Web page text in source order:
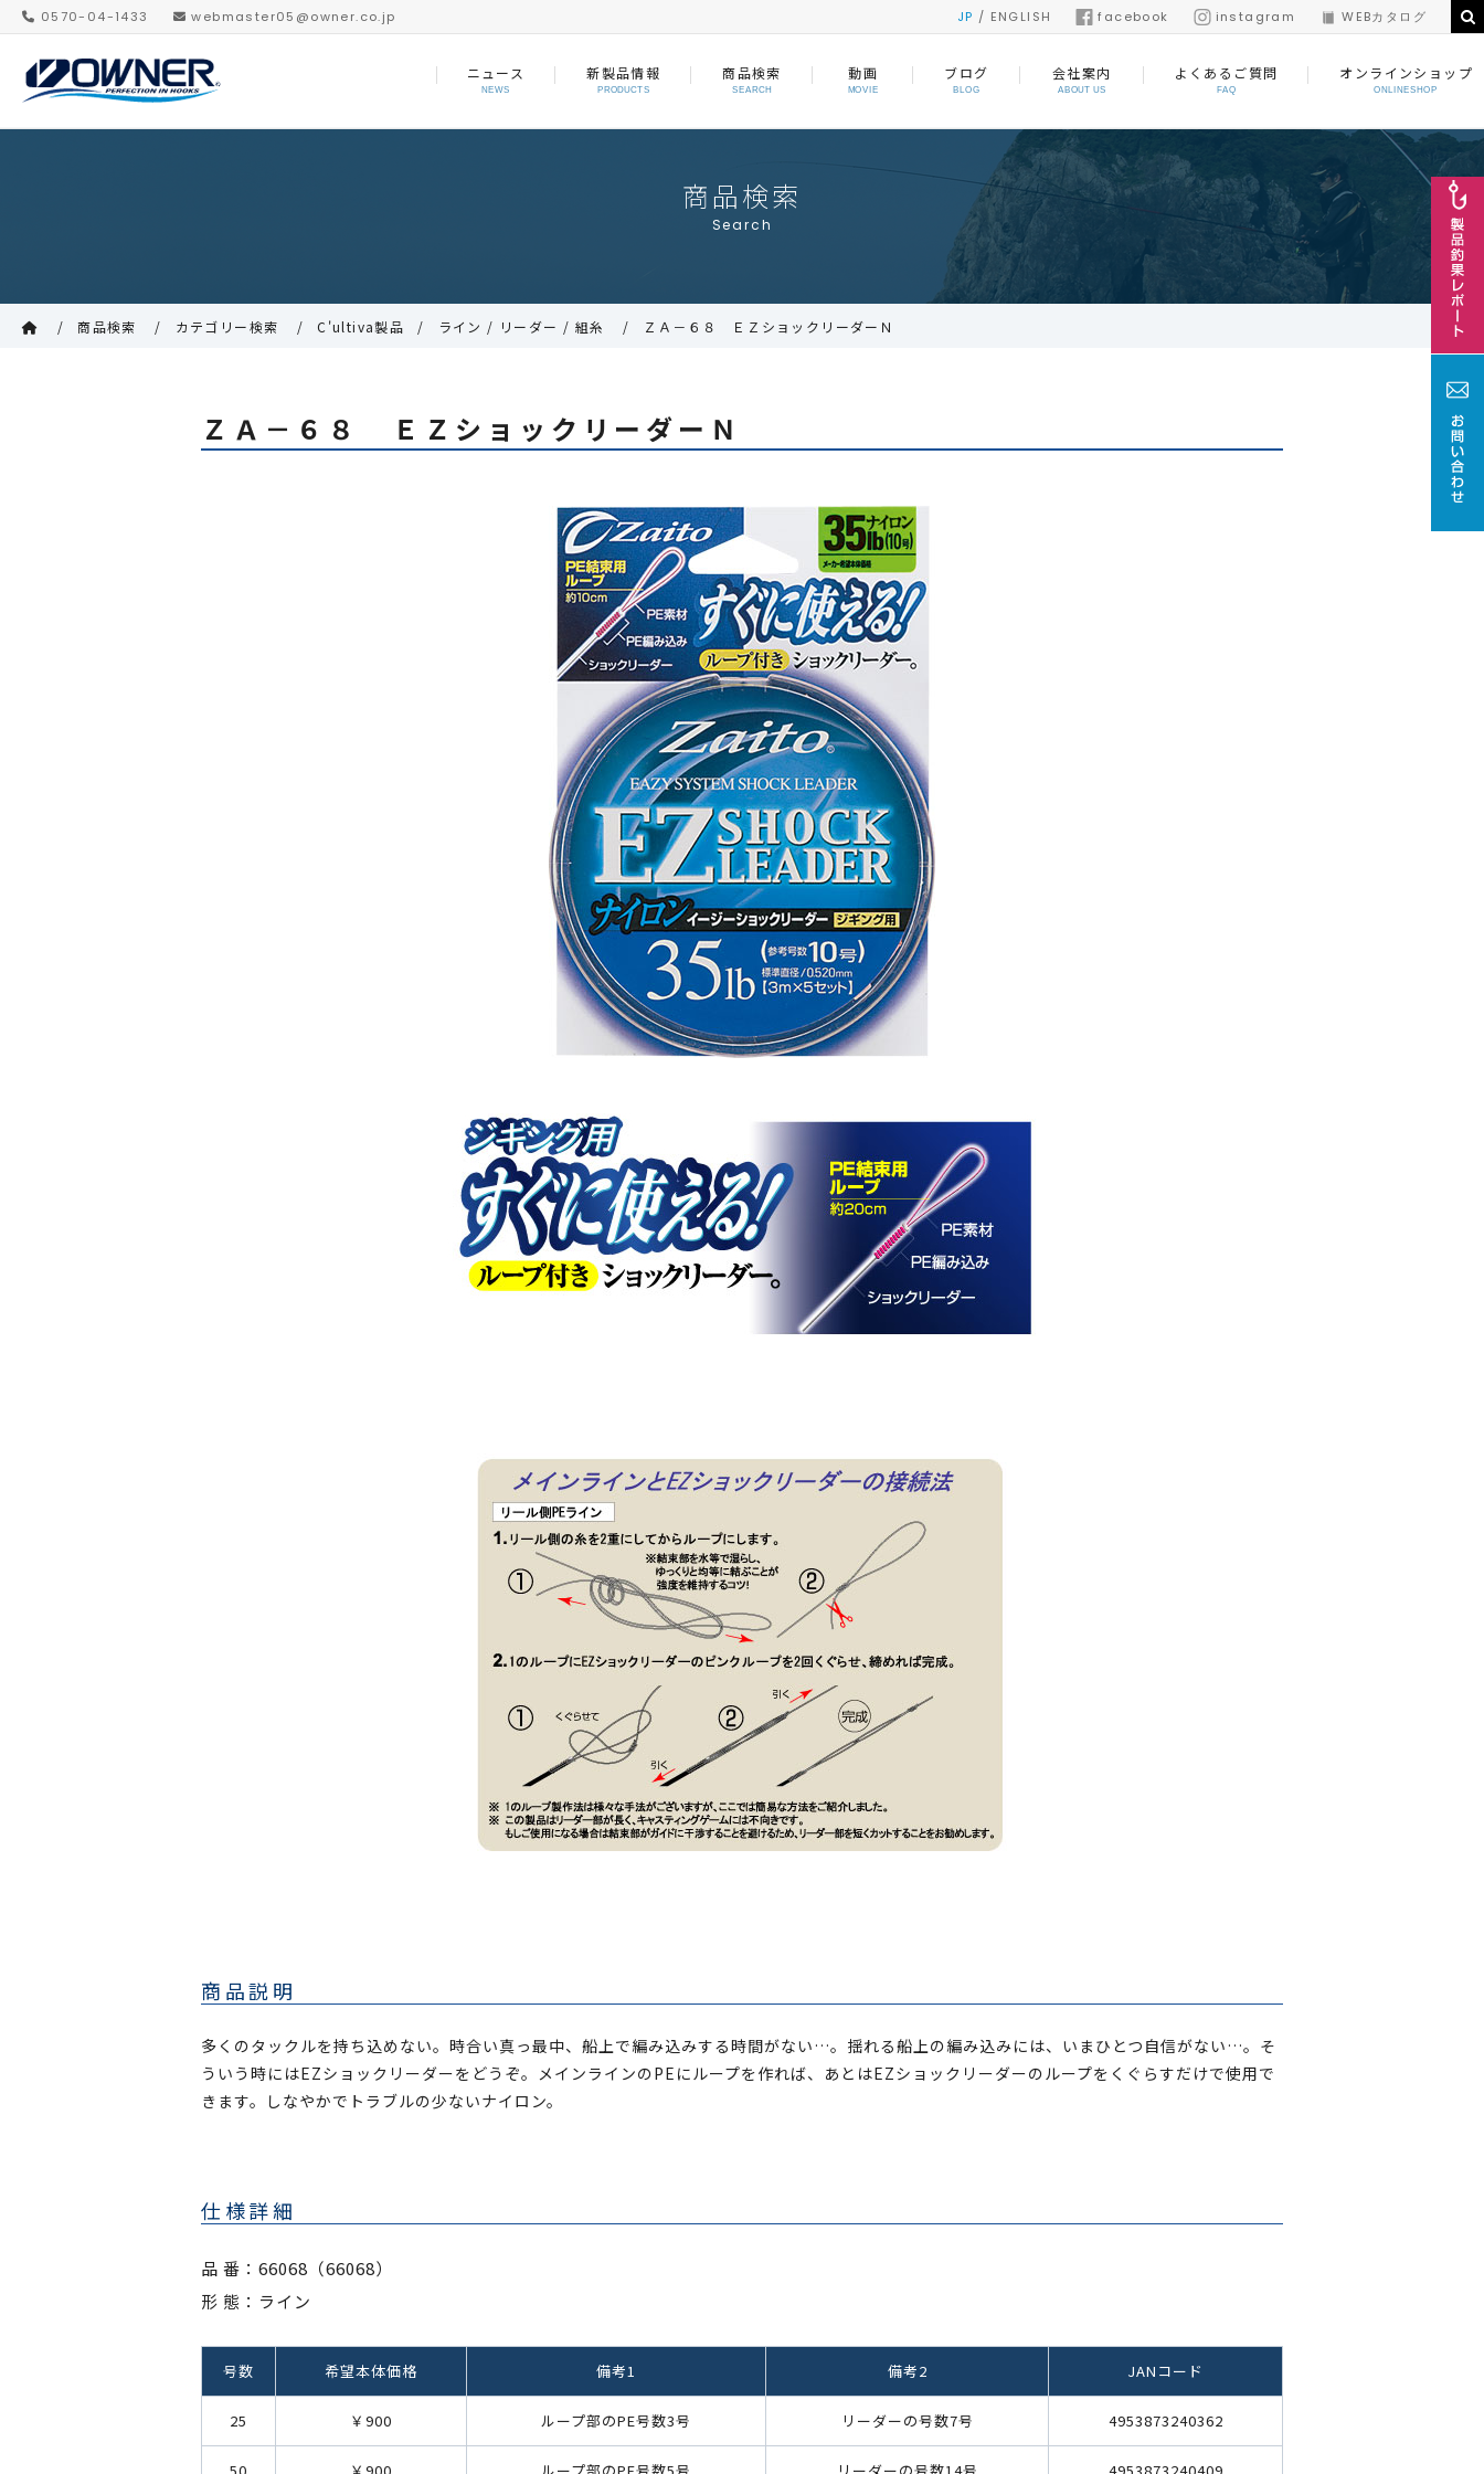
0570-04-1433 webmaster05@owner.co.jp JP / ENGLISH facebook instagram WEBカタログ
ニュース
NEWS
新製品情報
PRODUCTS
商品検索
SEARCH
動画
MOVIE
ブログ
BLOG
会社案内
ABOUT US
よくあるご質問
FAQ
オンラインショップ
ONLINESHOP
商品検索
Search
商品検索 カテゴリー検索 C'ultiva製品 ライン / リーダー / 組糸 ＺＡ－６８ ＥＺショックリーダーＮ
ＺＡ－６８ ＥＺショックリーダーＮ
商品説明
多くのタックルを持ち込めない。時合い真っ最中、船上で編み込みする時間がない…。揺れる船上の編み込みには、いまひとつ自信がない…。そ
ういう時にはEZショックリーダーをどうぞ。メインラインのPEにループを作れば、あとはEZショックリーダーのループをくぐらすだけで使用で
きます。しなやかでトラブルの少ないナイロン。
仕様詳細
品 番：66068（66068）
形 態：ライン
号数 希望本体価格 備考1 備考2 JANコード
25 ￥900 ループ部のPE号数3号 リーダーの号数7号 4953873240362